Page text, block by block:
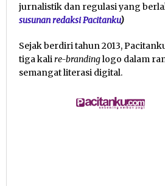
jurnalistik dan regulasi yang
susunan redaksi Pacitanku)
Sejak berdiri tahun 2013,
tiga kalire-brandinglogo dalam
semangat literasi digital.